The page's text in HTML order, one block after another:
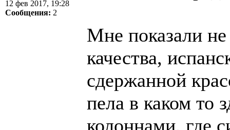
12 фев 2017, 19:28
Сообщения: 2
Мне показали
качества,
сдержанной
пела в каком то
колоннами, где